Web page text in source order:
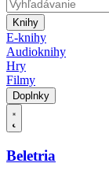
Knihy
E-knihy
Audioknihy
Hry
Filmy
Doplnky
Beletria